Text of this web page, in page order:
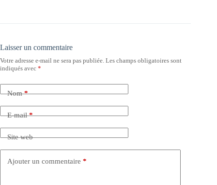
Laisser un commentaire
Votre adresse e-mail ne sera pas publiée. Les champs obligatoires sont
indiqués avec *
Nom*
E-mail*
Site web
Ajouter un commentaire *